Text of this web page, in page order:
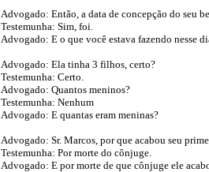
Advogado: Então, a data de concepção do seu
Testemunha: Sim, foi.
Advogado: E o que você estava fazendo nesse
Advogado: Ela tinha 3 filhos, certo?
Testemunha: Certo.
Advogado: Quantos meninos?
Testemunha: Nenhum
Advogado: E quantas eram meninas?
Advogado: Sr. Marcos, por que acabou seu
Testemunha: Por morte do cônjuge.
Advogado: E por morte de que cônjuge ele